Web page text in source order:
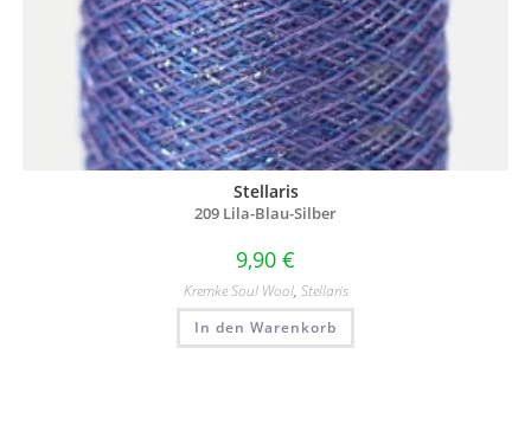
Stellaris
209 Lila-Blau-Silber
9,90 €
Kremke Soul Wool, Stellaris
In den Warenkorb